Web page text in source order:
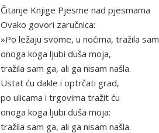
Čitanje Knjige Pjesme nad pjesmama
Ovako govori zaručnica:
»Po ležaju svome, u noćima, tražila sam
onoga koga ljubi duša moja,
tražila sam ga, ali ga nisam našla.
Ustat ću dakle i optrčati grad,
po ulicama i trgovima tražit ću
onoga koga ljubi duša moja:
tražila sam ga, ali ga nisam našla.